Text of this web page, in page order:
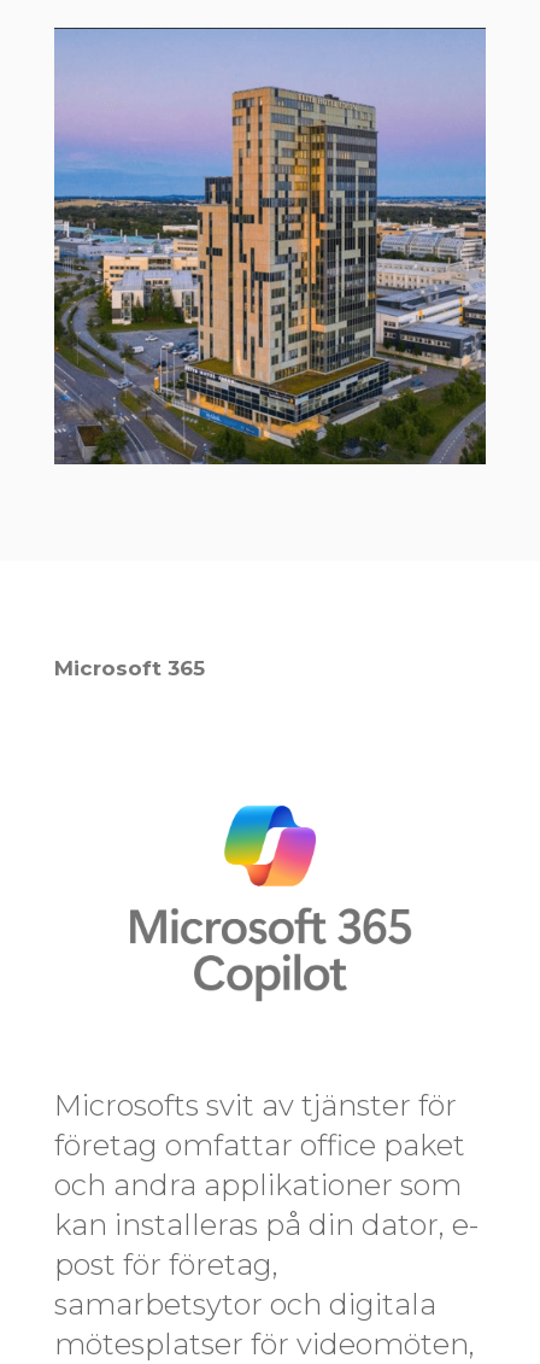
Microsoft 365
Microsofts svit av tjänster för
företag omfattar office paket
och andra applikationer som
kan installeras på din dator, e-
post för företag,
samarbetsytor och digitala
mötesplatser för videomöten,